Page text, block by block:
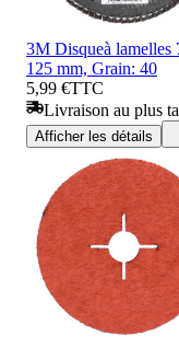
3M Disqueà lamelles
125 mm, Grain: 40
5,99 €TTC
Livraison au plus
Afficher les détails